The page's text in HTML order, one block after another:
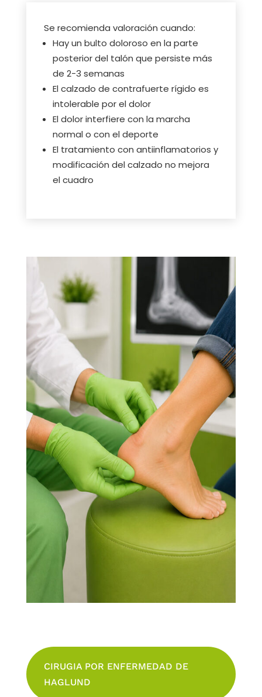
Se recomienda valoración cuando:
Hay un bulto doloroso en la parte
posterior del talón que persiste más
de 2-3 semanas
El calzado de contrafuerte rígido es
intolerable por el dolor
El dolor interfiere con la marcha
normal o con el deporte
El tratamiento con antiinflamatorios y
modificación del calzado no mejora
el cuadro
CIRUGIA POR ENFERMEDAD DE
HAGLUND